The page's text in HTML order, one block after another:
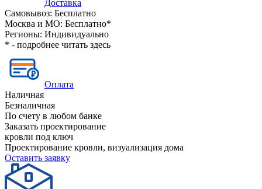
Доставка
Самовывоз: Бесплатно
Москва и МО: Бесплатно*
Регионы: Индивидуально
* - подробнее читать здесь
Оплата
Наличная
Безналичная
По счету в любом банке
Заказать проектирование
кровли под ключ
Проектирование кровли, визуализация дома
Оставить заявку